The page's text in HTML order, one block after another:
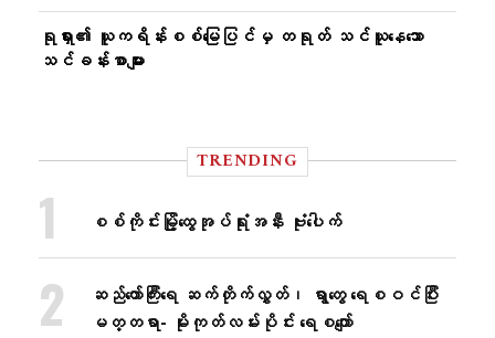
ရုရှား၏ ယူကရိန်းစစ်မြေပြင်မှ တရုတ် သင်ယူနေသော
သင်ခန်းစာများ
TRENDING
စစ်ကိုင်းမြို့ထွေအုပ်ရုံးအနီး ဗုံးပေါက်
ဆည်တော်ကြီးရေ ဆက်တိုက်လွှတ်၊ ရွာတွေ ရေစဝင်ပြီး
မတ္တရာ- မိုးကုတ်လမ်းပိုင်း ရေစကျော်